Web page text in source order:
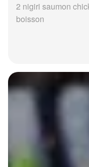
2 nigiri saumon
boisson